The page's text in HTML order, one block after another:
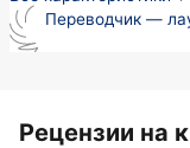
Переводчик —
Рецензии на